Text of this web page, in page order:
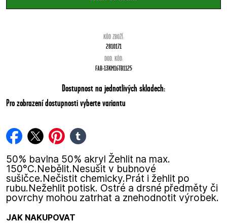
KÓD ZBOŽÍ:
2810171
DOD. KÓD:
FAB-13KM16TB1125
Dostupnost na jednotlivých skladech:
Pro zobrazení dostupnosti vyberte variantu
facebook
twitterpinterest
tumblr
50% bavlna 50% akryl Žehlit na max.
150°C.Nebělit.Nesušit v bubnové
sušičce.Nečistit chemicky.Prát i žehlit po
rubu.Nežehlit potisk. Ostré a drsné předměty či
povrchy mohou zatrhat a znehodnotit výrobek.
JAK NAKUPOVAT